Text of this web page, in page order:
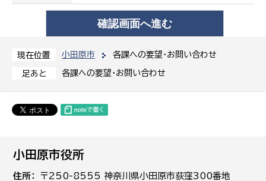
現在位置 小田原市 各課への要望・お問い合わせ
足あと 各課への要望・お問い合わせ
小田原市役所
住所
〒250-8555 神奈川県小田原市荻窪300番地